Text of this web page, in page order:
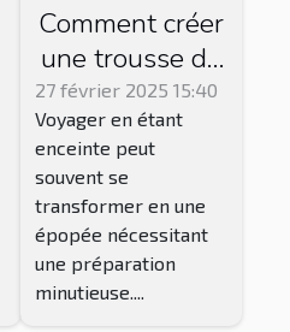
Comment créer
une trousse de
secours idéale
pour les futures
mamans en
voyage
27 février 2025 15:40
Voyager en étant
enceinte peut
souvent se
transformer en une
épopée nécessitant
une préparation
minutieuse....